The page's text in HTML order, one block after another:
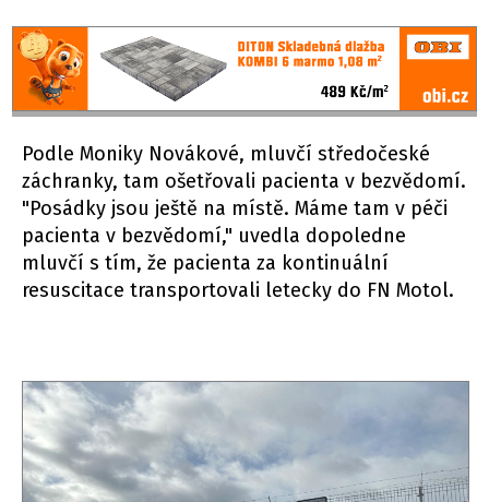
Podle Moniky Novákové, mluvčí středočeské
záchranky, tam ošetřovali pacienta v bezvědomí.
"Posádky jsou ještě na místě. Máme tam v péči
pacienta v bezvědomí," uvedla dopoledne
mluvčí s tím, že pacienta za kontinuální
resuscitace transportovali letecky do FN Motol.